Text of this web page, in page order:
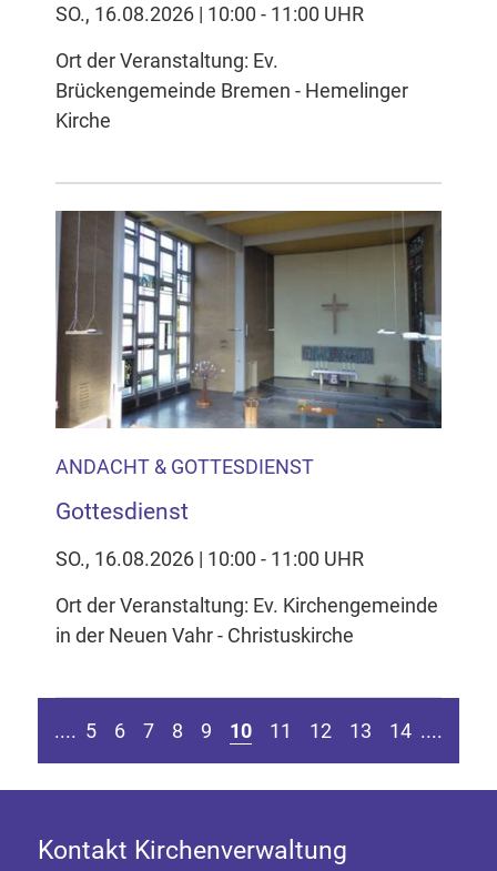
SO., 16.08.2026 | 10:00 - 11:00 UHR
Ort der Veranstaltung: Ev.
Brückengemeinde Bremen - Hemelinger
Kirche
ANDACHT & GOTTESDIENST
Gottesdienst
SO., 16.08.2026 | 10:00 - 11:00 UHR
Ort der Veranstaltung: Ev. Kirchengemeinde
in der Neuen Vahr - Christuskirche
Seite springen
Zur vorherigen Seite
.... 5 6 7 8 9 10 11 12 13 14 ....
Kontakt Kirchenverwaltung